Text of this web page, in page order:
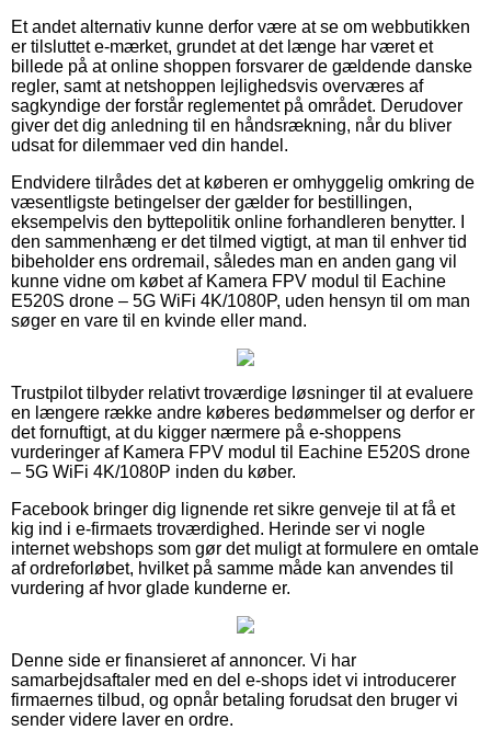
Et andet alternativ kunne derfor være at se om webbutikken
er tilsluttet e-mærket, grundet at det længe har været et
billede på at online shoppen forsvarer de gældende danske
regler, samt at netshoppen lejlighedsvis overværes af
sagkyndige der forstår reglementet på området. Derudover
giver det dig anledning til en håndsrækning, når du bliver
udsat for dilemmaer ved din handel.
Endvidere tilrådes det at køberen er omhyggelig omkring de
væsentligste betingelser der gælder for bestillingen,
eksempelvis den byttepolitik online forhandleren benytter. I
den sammenhæng er det tilmed vigtigt, at man til enhver tid
bibeholder ens ordremail, således man en anden gang vil
kunne vidne om købet af Kamera FPV modul til Eachine
E520S drone – 5G WiFi 4K/1080P, uden hensyn til om man
søger en vare til en kvinde eller mand.
Trustpilot tilbyder relativt troværdige løsninger til at evaluere
en længere række andre køberes bedømmelser og derfor er
det fornuftigt, at du kigger nærmere på e-shoppens
vurderinger af Kamera FPV modul til Eachine E520S drone
– 5G WiFi 4K/1080P inden du køber.
Facebook bringer dig lignende ret sikre genveje til at få et
kig ind i e-firmaets troværdighed. Herinde ser vi nogle
internet webshops som gør det muligt at formulere en omtale
af ordreforløbet, hvilket på samme måde kan anvendes til
vurdering af hvor glade kunderne er.
Denne side er finansieret af annoncer. Vi har
samarbejdsaftaler med en del e-shops idet vi introducerer
firmaernes tilbud, og opnår betaling forudsat den bruger vi
sender videre laver en ordre.